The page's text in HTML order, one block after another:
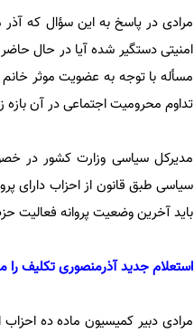
امنیتی دستگیر شده آیا در حال
مسأله با توجه به عضویت موثر
تداوم محرومیت اجتماعی در آن
مدیرکل سیاسی وزارت کشور در
سیاسی طبق قانون از احزاب دارای
باید آخرین وضعیت پروانه فعالیت
استعلام جدید آذرمنصوری تکلیف
مرادی دبیر کمیسیون ماده ده